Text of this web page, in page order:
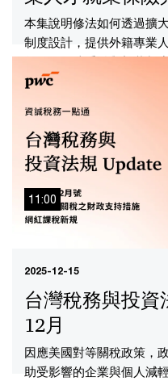
本集說明修法如何透過擴
制度設計，提供外籍專業
整理了修法重點與新舊制
異，一起輕鬆畫重點。
2025-12-15
台灣稅務與投資
12月
因應美國對等關稅政策，
助受影響的企業與個人減
11:00